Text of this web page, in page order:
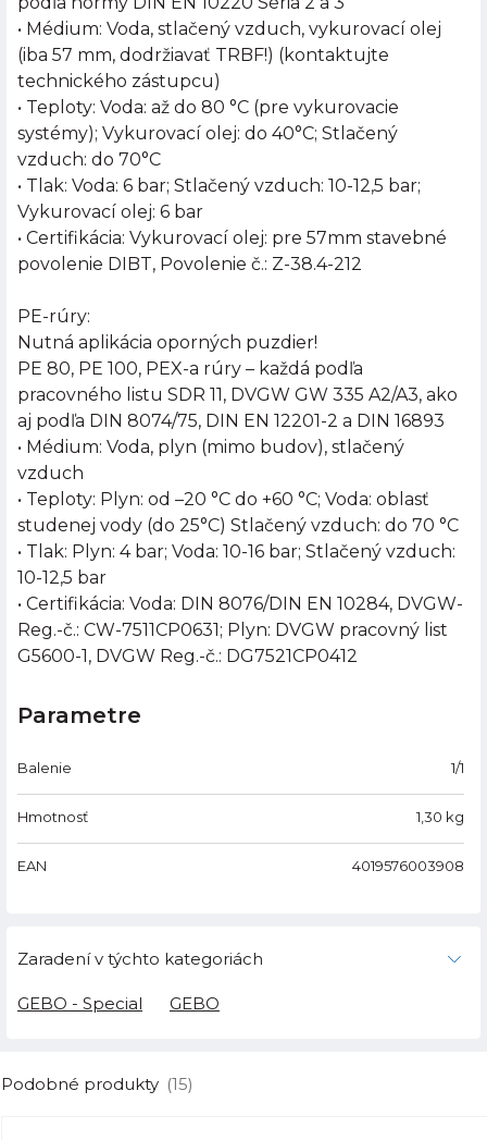
• Médium: Voda, stlačený vzduch, vykurovací olej
(iba 57 mm, dodržiavať TRBF!) (kontaktujte
technického zástupcu)
• Teploty: Voda: až do 80 °C (pre vykurovacie
systémy); Vykurovací olej: do 40°C; Stlačený
vzduch: do 70°C
• Tlak: Voda: 6 bar; Stlačený vzduch: 10-12,5 bar;
Vykurovací olej: 6 bar
• Certifikácia: Vykurovací olej: pre 57mm stavebné
povolenie DIBT, Povolenie č.: Z-38.4-212
PE-rúry:
Nutná aplikácia oporných puzdier!
PE 80, PE 100, PEX-a rúry – každá podľa
pracovného listu SDR 11, DVGW GW 335 A2/A3, ako
aj podľa DIN 8074/75, DIN EN 12201-2 a DIN 16893
• Médium: Voda, plyn (mimo budov), stlačený
vzduch
• Teploty: Plyn: od –20 °C do +60 °C; Voda: oblasť
studenej vody (do 25°C) Stlačený vzduch: do 70 °C
• Tlak: Plyn: 4 bar; Voda: 10-16 bar; Stlačený vzduch:
10-12,5 bar
• Certifikácia: Voda: DIN 8076/DIN EN 10284, DVGW-
Reg.-č.: CW-7511CP0631; Plyn: DVGW pracovný list
G5600-1, DVGW Reg.-č.: DG7521CP0412
Parametre
Balenie 1/1
Hmotnosť 1,30 kg
EAN 4019576003908
Zaradení v týchto kategoriách
GEBO - Special GEBO
Podobné produkty (15)